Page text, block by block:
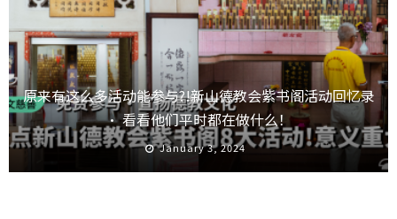
原来有这么多活动能参与?!新山德教会紫书阁活动回忆录
· 看看他们平时都在做什么！
January 3, 2024